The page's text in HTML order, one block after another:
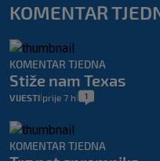
KOMENTAR
KOMENTAR TJEDNA
Stiže nam Texas
VIJESTI prije 7 h 1
KOMENTAR TJEDNA